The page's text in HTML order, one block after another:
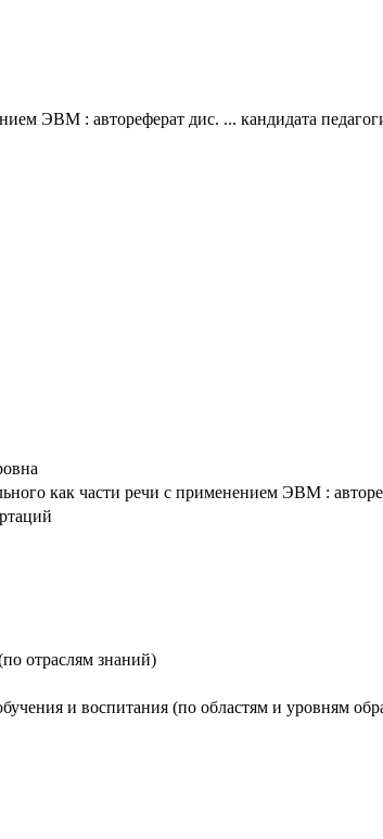
ЭВМ : автореферат дис. ... кандидата
как части речи с применением ЭВМ :
отраслям знаний)
и воспитания (по областям и уровням